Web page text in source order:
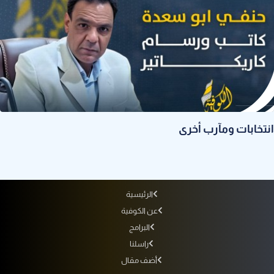
انتخابات ومآرب أخرى
الرئيسية
عن الكوفية
البرامج
راسلنا
أضف مقال